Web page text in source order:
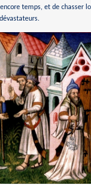
temps, et de chasser